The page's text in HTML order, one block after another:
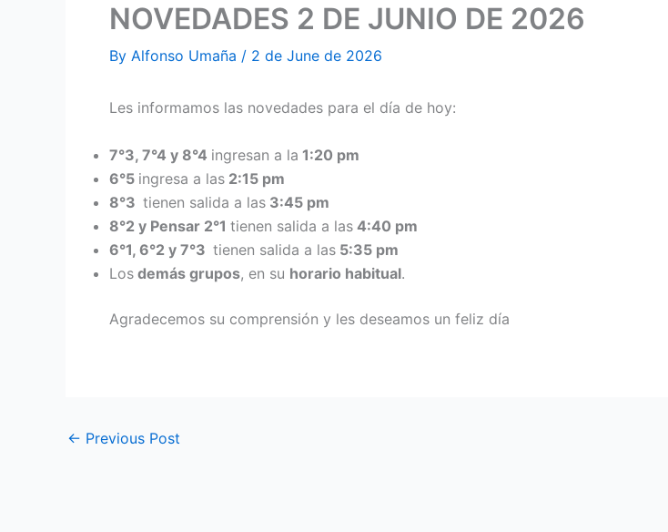
NOVEDADES 2 DE JUNIO DE 2026
By Alfonso Umaña / 2 de June de 2026
Les informamos las novedades para el día de hoy:
7°3, 7°4 y 8°4 ingresan a la 1:20 pm
6°5 ingresa a las 2:15 pm
8°3 tienen salida a las 3:45 pm
8°2 y Pensar 2°1 tienen salida a las 4:40 pm
6°1, 6°2 y 7°3 tienen salida a las 5:35 pm
Los demás grupos, en su horario habitual.
Agradecemos su comprensión y les deseamos un feliz día
← Previous Post